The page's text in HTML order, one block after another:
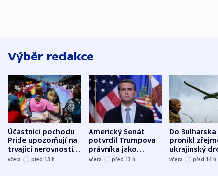
Výběr redakce
Účastníci pochodu
Pride upozorňují na
trvající nerovnosti i
společenskou
včera před 13 h
Americký Senát
potvrdil Trumpova
právníka jako
ministra
včera před 13 h
Do Bulharska
pronikl
ukrajinský
explodoval
včera před 14 h